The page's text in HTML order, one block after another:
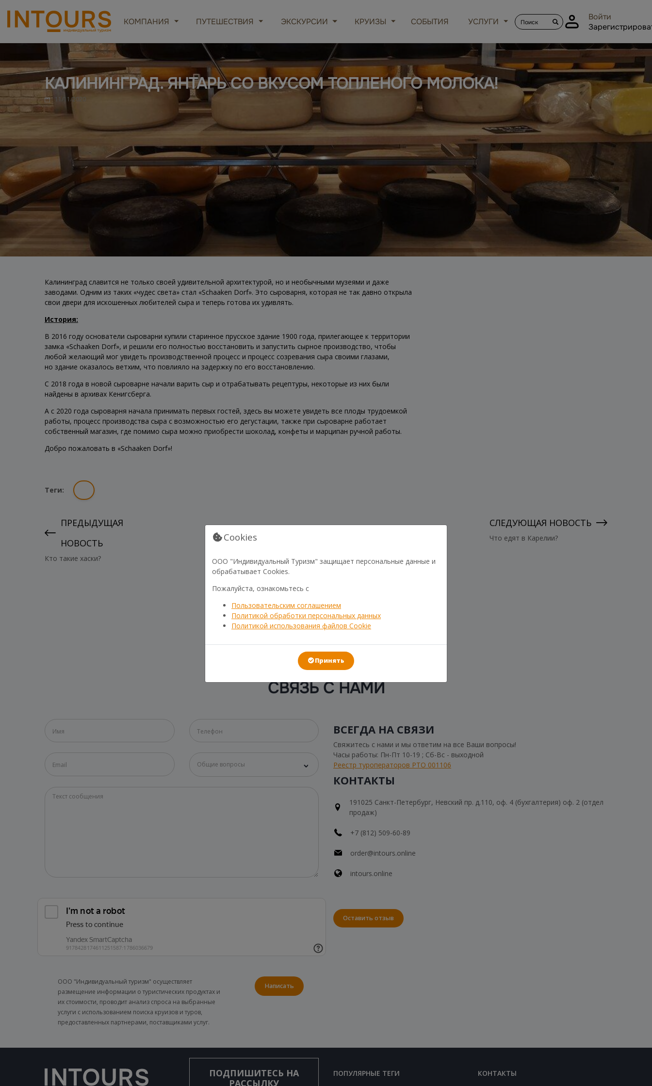
КОМПАНИЯ ПУТЕШЕСТВИЯ ЭКСКУРСИИ КРУИЗЫ СОБЫТИЯ УСЛУГИ
Войти
КАЛИНИНГРАД. ЯНТАРЬ СО ВКУСОМ ТОПЛЕНОГО МОЛОКА!
11/11/2020
Калининград славится не только своей удивительной архитектурой, но и необычными музеями и даже
заводами. Одним из таких «чудес света» стал «Schaaken Dorf». Это сыроварня, которая не так давно открыла
свои двери для искошенных любителей сыра и теперь готова их удивлять.
История:
В 2016 году основатели сыроварни купили старинное прусское здание 1900 года, прилегающее к территории
замка «Schaaken Dorf», и решили его полностью восстановить и запустить сырное производство, чтобы
любой желающий мог увидеть производственной процесс и процесс созревания сыра своими глазами,
но здание оказалось ветхим, что повлияло на задержку по его восстановлению.
С 2018 года в новой сыроварне начали варить сыр и отрабатывать рецептуры, некоторые из них были
найдены в архивах Кенигсберга.
А с 2020 года сыроварня начала принимать первых гостей, здесь вы можете увидеть все плоды трудоемкой
работы, процесс производства сыра с возможностью его дегустации, также при сыроварне работает
собственный магазин, где помимо сыра можно приобрести шоколад, конфеты и марципан ручной работы.
Добро пожаловать в «Schaaken Dorf»!
Теги:
ПРЕДЫДУЩАЯ
НОВОСТЬ
Кто такие хаски?
СЛЕДУЮЩАЯ НОВОСТЬ
Что едят в Карелии?
В СЛУЧАЕ ЧЕГО
СВЯЗЬ С НАМИ
Общие вопросы
ООО "Индивидуальный туризм" осуществляет
размещение информации о туристических продуктах и
их стоимости, проводит анализ спроса на выбранные
услуги с использованием поиска круизов и туров,
предоставленных партнерами, поставщиками услуг.
Написать
ВСЕГДА НА СВЯЗИ
Свяжитесь с нами и мы ответим на все Ваши вопросы!
Часы работы: Пн-Пт 10-19 ; Сб-Вс - выходной
Реестр туроператоров РТО 001106
КОНТАКТЫ
191025 Санкт-Петербург, Невский пр. д.110, оф. 4 (бухгалтерия) оф. 2 (отдел
продаж)
+7 (812) 509-60-89
order@intours.online
intours.online
Оставить отзыв
ПОДПИШИТЕСЬ НА
РАССЫЛКУ
ПОПУЛЯРНЫЕ ТЕГИ КОНТАКТЫ
Cookies
ООО "Индивидуальный Туризм" защищает персональные данные и
обрабатывает Cookies.
Пожалуйста, ознакомьтесь с
Пользовательским соглашением
Политикой обработки персональных данных
Политикой использования файлов Cookie
Принять